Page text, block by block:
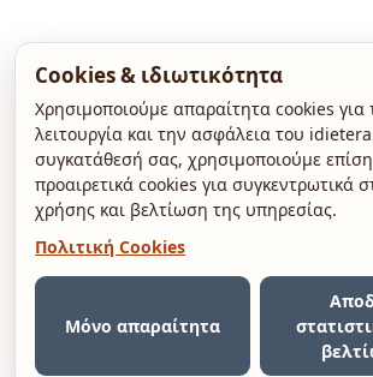
Cookies & ιδιωτικότητα
Χρησιμοποιούμε απαραίτητα cookies για
λειτουργία και την ασφάλεια του
συγκατάθεσή σας, χρησιμοποιούμε
προαιρετικά cookies για συγκεντρωτικά
χρήσης και βελτίωση της υπηρεσίας.
Πολιτική Cookies
Μόνο απαραίτητα